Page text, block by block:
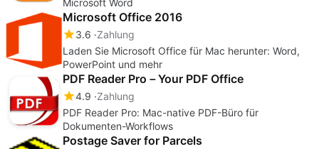
Microsoft Word
Microsoft Office 2016
3.6 Zahlung
Laden Sie Microsoft Office für Mac herunter: Word,
PowerPoint und mehr
PDF Reader Pro－Your PDF Office
4.9 Zahlung
PDF Reader Pro: Mac-native PDF-Büro für
Dokumenten-Workflows
Postage Saver for Parcels